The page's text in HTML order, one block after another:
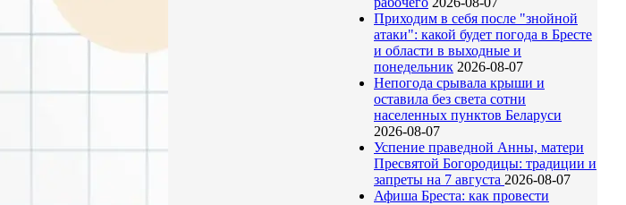
Приходим в себя после "знойной
атаки": какой будет погода в Бресте
и области в выходные и
понедельник 2026-08-07
Непогода срывала крыши и
оставила без света сотни
населенных пунктов Беларуси
2026-08-07
Успение праведной Анны, матери
Пресвятой Богородицы: традиции и
запреты на 7 августа 2026-08-07
Афиша Бреста: как провести